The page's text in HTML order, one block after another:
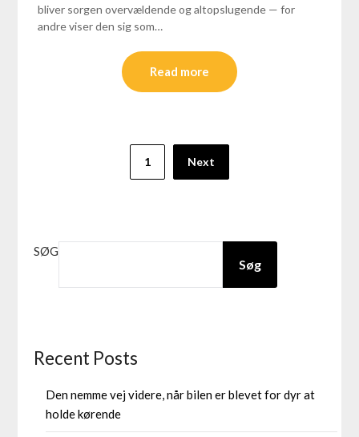
bliver sorgen overvældende og altopslugende — for
andre viser den sig som…
Read more
1 Next
SØG
Søg
Recent Posts
Den nemme vej videre, når bilen er blevet for dyr at
holde kørende